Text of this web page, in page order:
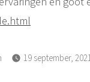
19 september,